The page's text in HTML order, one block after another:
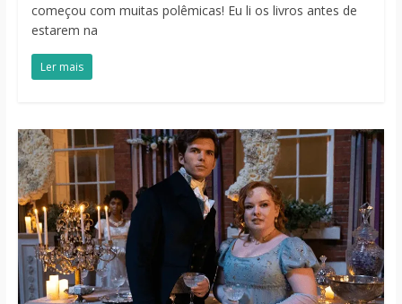
começou com muitas polêmicas! Eu li os livros antes de
estarem na
Ler mais